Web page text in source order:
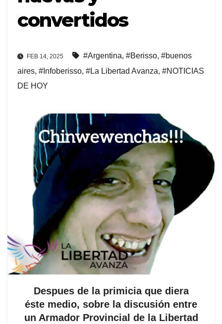
convertidos
FEB 14, 2025 #Argentina, #Berisso, #buenos
aires, #Infoberisso, #La Libertad Avanza, #NOTICIAS
DE HOY
Despues de la primicia que diera
éste medio, sobre la discusión entre
un Armador Provincial de la Libertad